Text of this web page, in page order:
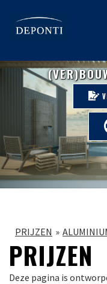
PRIJZEN
PRIJZEN
Deze pagina is